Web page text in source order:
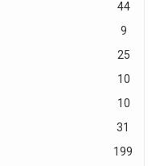
44
9
25
10
10
31
199